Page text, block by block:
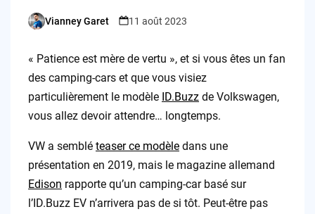
Posted
Vianney Garet 11 août 2023
« Patience est mère de vertu », et si vous êtes un fan
des camping-cars et que vous visiez
particulièrement le modèle ID.Buzzde Volkswagen,
vous allez devoir attendre… longtemps.
VW a semblé teaser ce modèledans une
présentation en 2019, mais le magazine allemand
Edison rapporte qu’un camping-car basé sur
l’ID.Buzz EV n’arrivera pas de si tôt. Peut-être pas